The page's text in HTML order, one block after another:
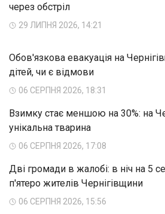
через обстріл
29 ЛИПНЯ 2026, 14:21
Обов'язкова евакуація на
дітей, чи є відмови
06 СЕРПНЯ 2026, 18:31
Взимку стає меншою на 30%: на
унікальна тварина
06 СЕРПНЯ 2026, 17:08
Дві громади в жалобі: в ніч на 5
п'ятеро жителів Чернігівщини
06 СЕРПНЯ 2026, 15:56